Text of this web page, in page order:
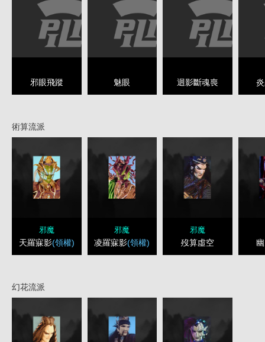
邪眼飛蹤 魅眼 迴影斷魂喪
術算流派
邪魔
天羅寐影(領權)
邪魔
凌羅寐影(領權)
邪魔
歿算虛空
幻花流派